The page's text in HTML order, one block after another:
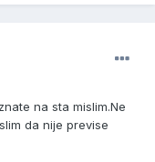
na sta mislim.Ne
da nije previse